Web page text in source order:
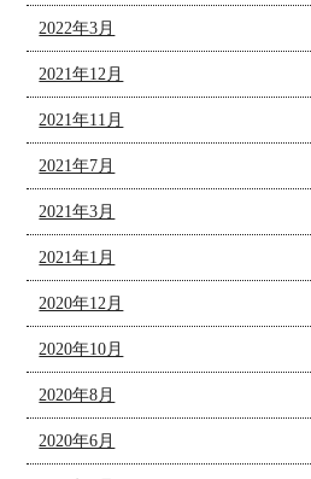
2022年3月
2021年12月
2021年11月
2021年7月
2021年3月
2021年1月
2020年12月
2020年10月
2020年8月
2020年6月